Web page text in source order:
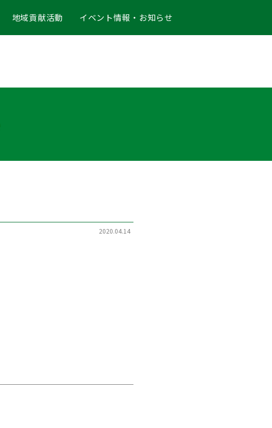
地域貢献活動 イベント情報・お知らせ
2020.04.14